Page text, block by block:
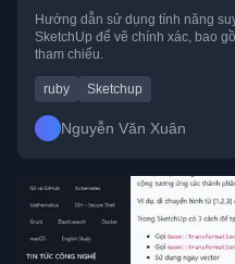
Hướng dẫn sử dụng tính năng
SketchUp để vẽ chính xác, bao
tham chiếu.
ruby Sketchup
Nguyễn Văn Xuân